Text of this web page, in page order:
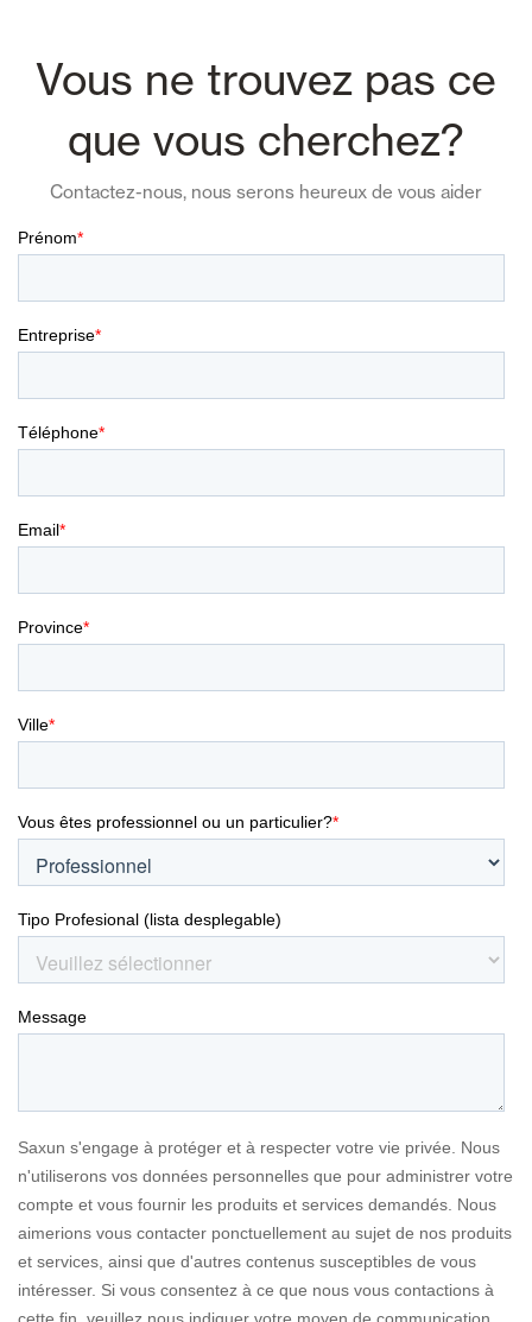
Vous ne trouvez pas ce
que vous cherchez?
Contactez-nous, nous serons heureux de vous aider